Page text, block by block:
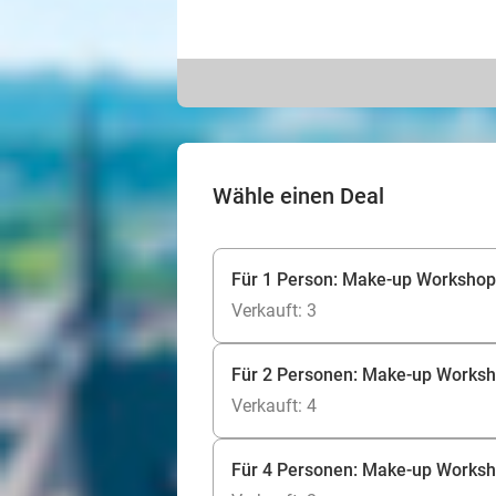
Wähle einen Deal
Für 1 Person: Make-up
Verkauft: 3
Für 2 Personen: Make-up
Verkauft: 4
Für 4 Personen: Make-up